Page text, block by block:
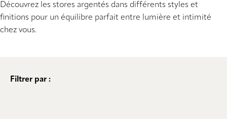
Découvrez les stores argentés dans différents styles et
finitions pour un équilibre parfait entre lumière et intimité
chez vous.
Filtrer par :